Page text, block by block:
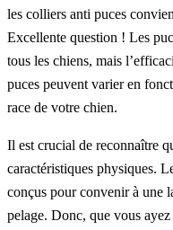
les colliers anti puces
Excellente question ! Les
tous les chiens, mais
puces peuvent varier en
race de votre chien.
Il est crucial de reconnaître
caractéristiques physiques.
conçus pour convenir à une
pelage. Donc, que vous